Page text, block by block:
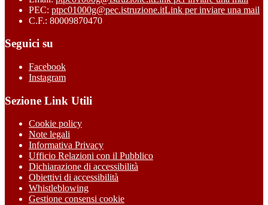
PEC: ptpc01000g@pec.istruzione.itLink per inviare una mail
C.F.: 80009870470
Seguici su
Facebook
Instagram
Sezione Link Utili
Cookie policy
Note legali
Informativa Privacy
Ufficio Relazioni con il Pubblico
Dichiarazione di accessibilità
Obiettivi di accessibilità
Whistleblowing
Gestione consensi cookie